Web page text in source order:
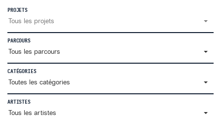
PROJETS
Tous les projets
PARCOURS
Tous les parcours
CATÉGORIES
Toutes les catégories
ARTISTES
Tous les artistes